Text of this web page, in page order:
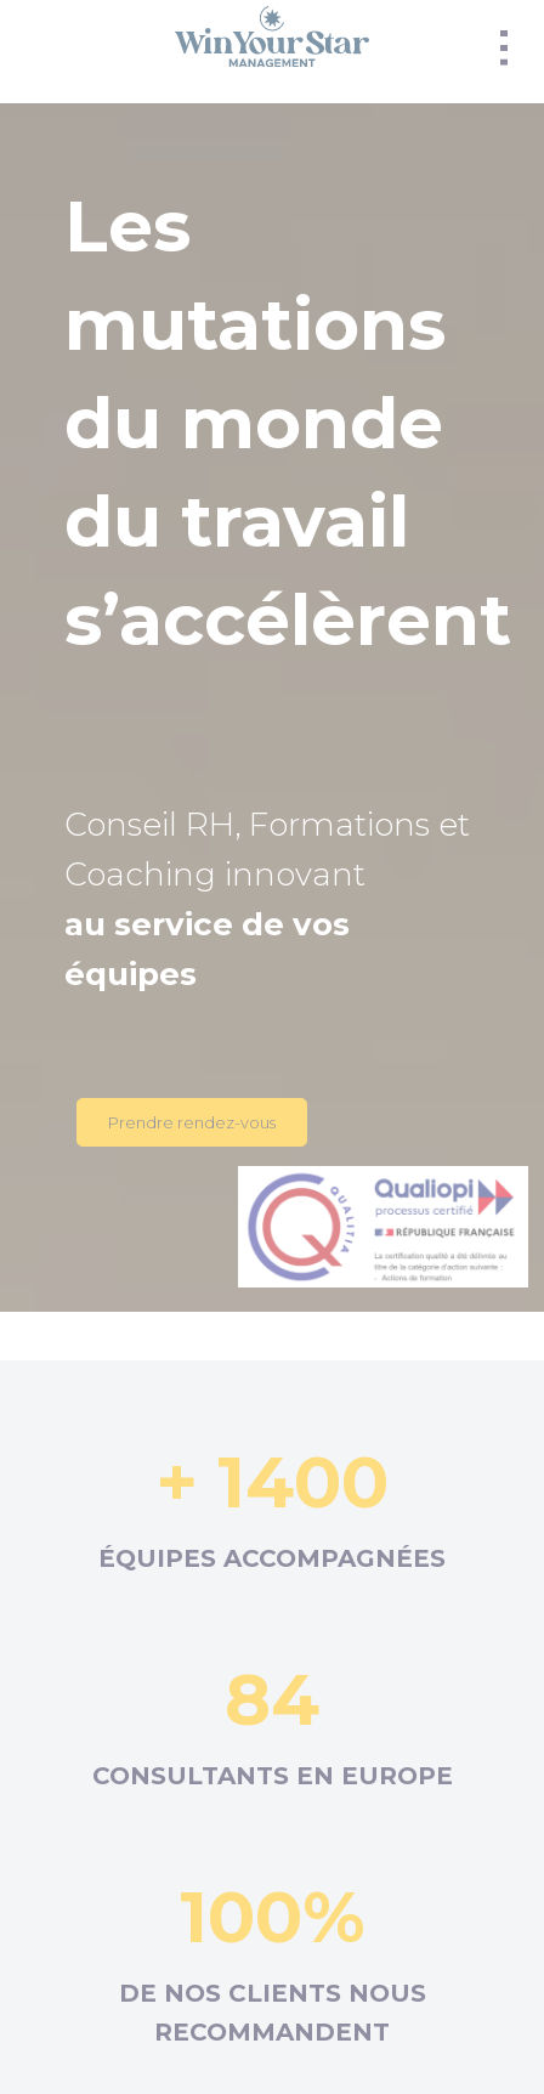
Les
mutations
du monde
du travail
s’accélèrent
Conseil RH, Formations et
Coaching innovant
au service de vos
équipes
Prendre rendez-vous
+ 1400
ÉQUIPES ACCOMPAGNÉES
84
CONSULTANTS EN EUROPE
100%
DE NOS CLIENTS NOUS
RECOMMANDENT